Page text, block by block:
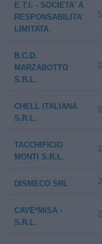
E.T.I. - SOCIETA' A
RESPONSABILITA'
LIMITATA
B.C.D.
MARZABOTTO
S.R.L.
CHELL ITALIANA
S.R.L.
TACCHIFICIO
MONTI S.R.L.
DISMECO SRL
CAVE*MISA -
S.R.L.